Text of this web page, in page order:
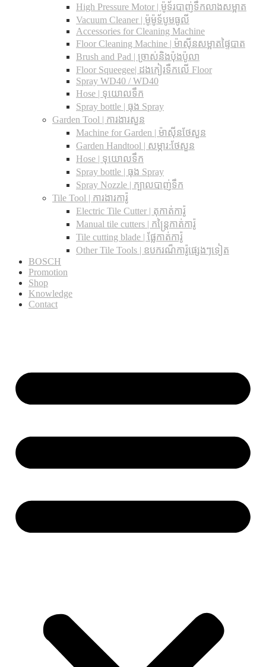
High Pressure Motor | ម៉ូទ័របាញ់ទឹកលាងសម្អាត
Vacuum Cleaner | ម៉ូម៉ូទ័បូមធូលី
Accessories for Cleaning Machine
Floor Cleaning Machine | ម៉ាស៊ីនសម្អាតផ្ទៃបាត
Brush and Pad | ច្រាស់និងប៉ុងប៉ូលា
Floor Squeegee| ដងកៀរទឺកលើ Floor
Spray WD40 / WD40
Hose | ទុយោលទឹក
Spray bottle | ធុង Spray
Garden Tool | ការងារសួន
Machine for Garden | ម៉ាស៊ីនថែសួន
Garden Handtool | សម្ភារ:ថែសួន
Hose | ទុយោលទឹក
Spray bottle | ធុង Spray
Spray Nozzle | ក្បាលបាញ់ទឹក
Tile Tool | ការងារការ៉ូ
Electric Tile Cutter | តុកាត់ការ៉ូ
Manual tile cutters | កន្ត្រៃកាត់ការ៉ូ
Tile cutting blade | ផ្លែកាត់ការ៉ូ
Other Tile Tools | ឧបករណ៏ការ៉ូផ្សេងៗទៀត
BOSCH
Promotion
Shop
Knowledge
Contact